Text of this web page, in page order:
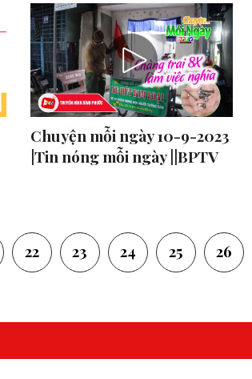
Chuyện mỗi ngày 10-9-2023
|Tin nóng mỗi ngày ||BPTV
22 23 24 25 26